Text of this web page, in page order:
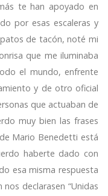
te han apoyado en
por esas escaleras y
de tacón, noté mi
que me iluminaba
el mundo, enfrente
y de otro oficial
que actuaban de
muy bien las frases
Mario Benedetti está
haberte dado con
esa misma respuesta
declarasen “Unidas